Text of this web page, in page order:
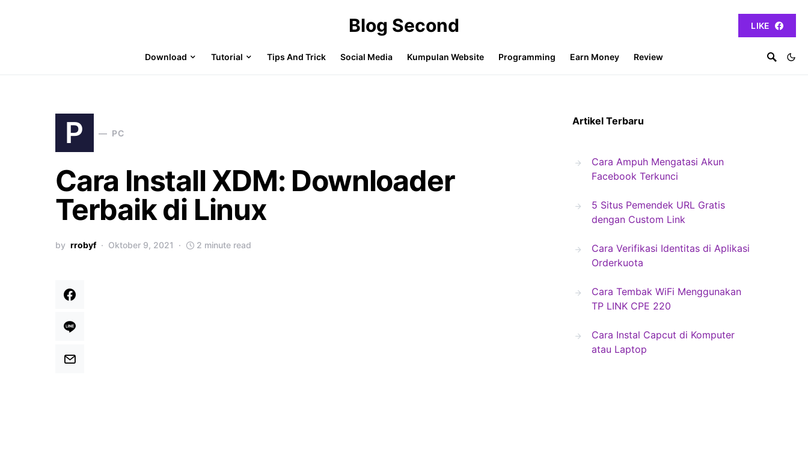
Blog Second LIKE
Download Tutorial Tips And Trick Social Media Kumpulan Website Programming Earn Money Review
P PC
Cara Install XDM: Downloader
Terbaik di Linux
by rrobyf Oktober 9, 2021 2 minute read
Artikel Terbaru
Cara Ampuh Mengatasi Akun
Facebook Terkunci
5 Situs Pemendek URL Gratis
dengan Custom Link
Cara Verifikasi Identitas di Aplikasi
Orderkuota
Cara Tembak WiFi Menggunakan
TP LINK CPE 220
Cara Instal Capcut di Komputer
atau Laptop